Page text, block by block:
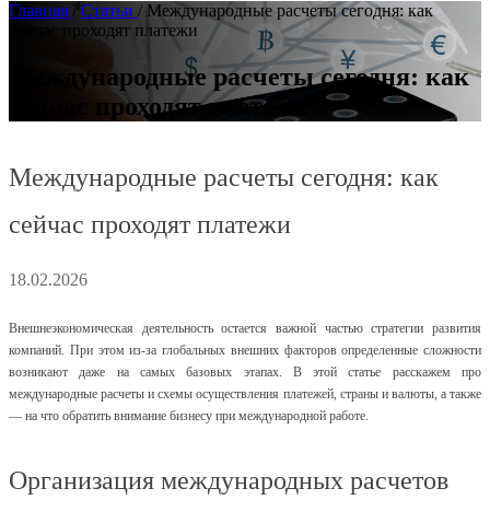
Главная / Статьи / Международные расчеты сегодня: как
сейчас проходят платежи
Международные расчеты сегодня: как
сейчас проходят платежи
Международные расчеты сегодня: как
сейчас проходят платежи
18.02.2026
Внешнеэкономическая деятельность остается важной частью стратегии развития
компаний. При этом из-за глобальных внешних факторов определенные сложности
возникают даже на самых базовых этапах. В этой статье расскажем про
международные расчеты и схемы осуществления платежей, страны и валюты, а также
— на что обратить внимание бизнесу при международной работе.
Организация международных расчетов